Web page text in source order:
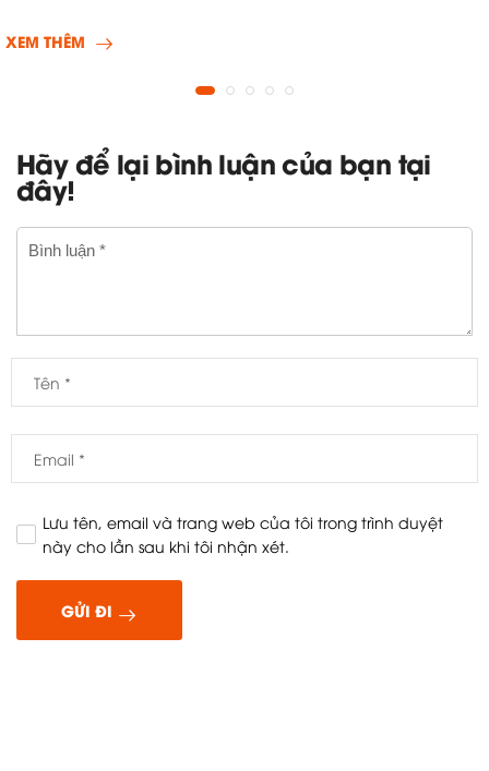
XEM THÊM
Hãy để lại bình luận của bạn tại
đây!
Lưu tên, email và trang web của tôi trong trình duyệt
này cho lần sau khi tôi nhận xét.
GỬI ĐI